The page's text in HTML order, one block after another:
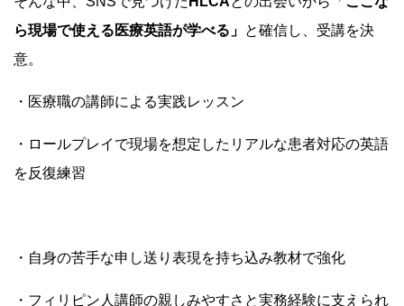
ら現場で使える医療英語が学べる」 と確信し、受講を決
意。
・医療職の講師による実践レッスン
・ ロールプレイで現場を想定した リアルな患者対応の英語
を反復練習
・自身の苦手な申し送り表現を持ち込み教材で強化
・フィリピン人講師の親しみやすさと実務経験に支えられ